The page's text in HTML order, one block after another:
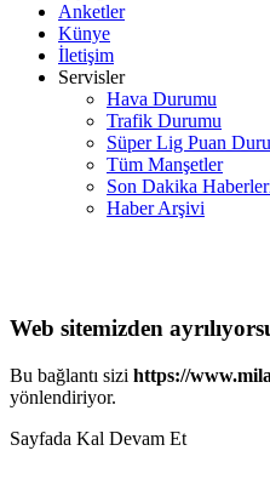
Anketler
Künye
İletişim
Servisler
Hava Durumu
Trafik Durumu
Süper Lig Puan
Tüm Manşetler
Son Dakika
Haber Arşivi
Web sitemizden
Bu bağlantı sizi https://
yönlendiriyor.
Sayfada Kal Devam Et